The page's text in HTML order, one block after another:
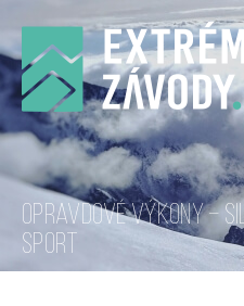
OPRAVDOVÉ VÝKONY –
SPORT